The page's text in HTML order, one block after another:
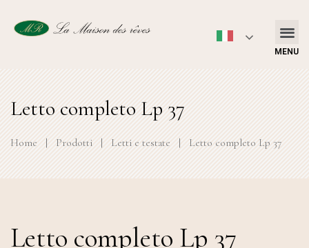
MENU
Letto completo Lp 37
Home | Prodotti | Letti e testate | Letto completo Lp 37
Letto completo Lp 37